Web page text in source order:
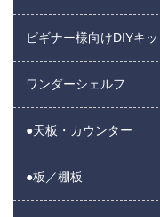
ビギナー様向けDIYキッ
ワンダーシェルフ
●天板・カウンター
●板／棚板